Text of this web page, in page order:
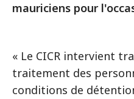
mauriciens pour
« Le CICR intervient
traitement des
conditions de